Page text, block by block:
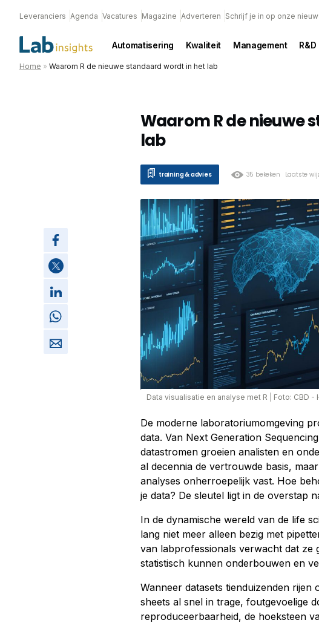
Leveranciers Agenda Vacatures Magazine Adverteren Schrijf je in op onze
Automatisering Kwaliteit Management R&D
Home » Waarom R de nieuwe standaard wordt in het lab
Waarom R de nieuwe
lab
training & advies 35 bekeken Laatste
Data visualisatie en analyse met R Foto: CBD -
De moderne laboratoriumomgeving
data. Van Next Generation
datastromen groeien analisten en
al decennia de vertrouwde basis,
analyses onherroepelijk vast. Hoe
je data? De sleutel ligt in de overstap
In de dynamische wereld van de life
lang niet meer alleen bezig met
van labprofessionals verwacht dat ze
statistisch kunnen onderbouwen en
Wanneer datasets tienduizenden
sheets al snel in trage, foutgevoelige
reproduceerbaarheid, de hoeksteen